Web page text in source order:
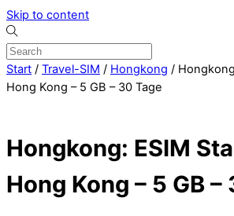
Skip to content
Start / Travel-SIM / Hongkong /
Hong Kong – 5 GB – 30 Tage
Hongkong: ESIM
Hong Kong – 5 GB –